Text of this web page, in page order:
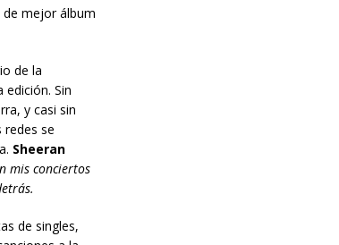
mejor álbum
de la
edición. Sin
y casi sin
redes se
Sheeran
mis conciertos
de singles,